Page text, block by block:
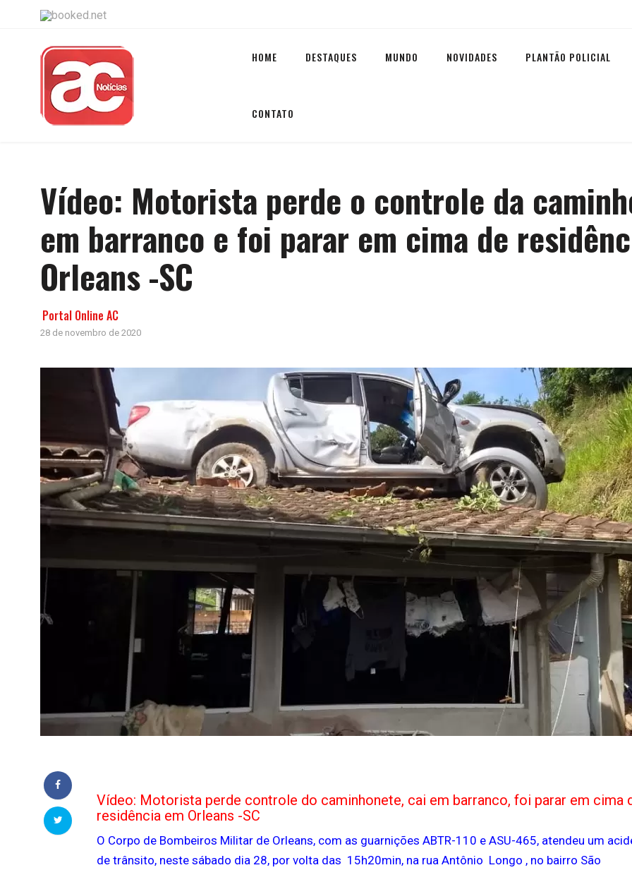
HOME DESTAQUES MUNDO NOVIDADES PLANTÃO POLICIAL
CONTATO
Vídeo: Motorista perde o controle da
em barranco e foi parar em cima de
Orleans -SC
Portal Online AC
28 de novembro de 2020
Vídeo: Motorista perde controle do caminhonete, cai em barranco, foi parar em cima
residência em Orleans -SC
O Corpo de Bombeiros Militar de Orleans, com as guarnições ABTR-110 e ASU-465, atendeu um
de trânsito, neste sábado dia 28, por volta das 15h20min, na rua Antônio Longo , no bairro São